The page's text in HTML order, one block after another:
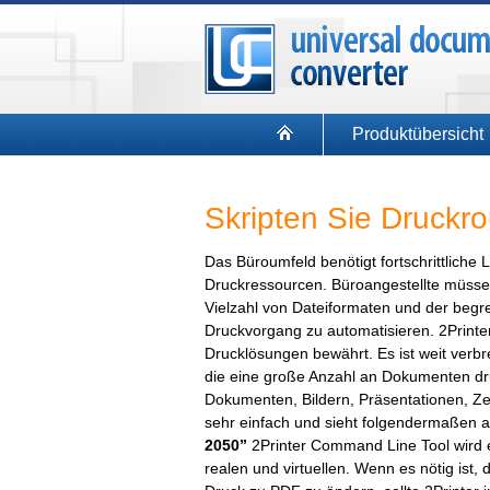
Produktübersicht
Skripten Sie
Das Büroumfeld benötigt fortschrittliche
Druckressourcen. Büroangestellte
Vielzahl von Dateiformaten und der
Druckvorgang zu automatisieren.
Drucklösungen bewährt. Es ist weit
die eine große Anzahl an Dokumenten
Dokumenten, Bildern, Präsentationen,
sehr einfach und sieht folgendermaßen
2050” 2Printer Command Line Tool
realen und virtuellen. Wenn es nötig ist,